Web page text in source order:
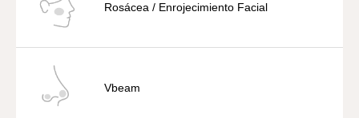
Rosácea / Enrojecimiento Facial
Vbeam